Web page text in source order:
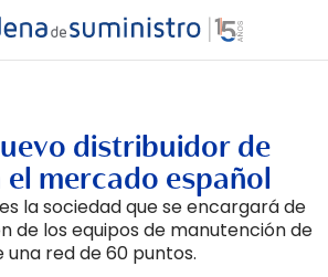
distribuidor de
mercado español
la sociedad que se encargará de
de los equipos de manutención de
red de 60 puntos.